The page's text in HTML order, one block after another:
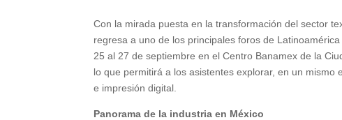
Con la mirada puesta en la transformación del sector
regresa a uno de los principales foros de
25 al 27 de septiembre en el Centro Banamex de la
lo que permitirá a los asistentes explorar, en un
e impresión digital.
Panorama de la industria en México